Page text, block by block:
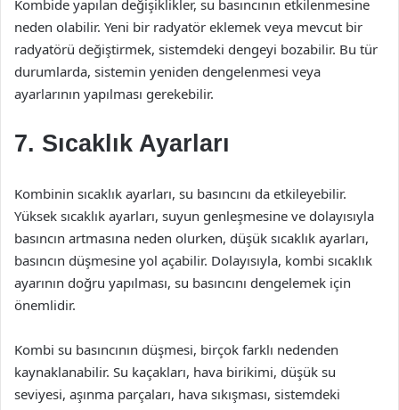
Kombide yapılan değişiklikler, su basıncının etkilenmesine
neden olabilir. Yeni bir radyatör eklemek veya mevcut bir
radyatörü değiştirmek, sistemdeki dengeyi bozabilir. Bu tür
durumlarda, sistemin yeniden dengelenmesi veya
ayarlarının yapılması gerekebilir.
7. Sıcaklık Ayarları
Kombinin sıcaklık ayarları, su basıncını da etkileyebilir.
Yüksek sıcaklık ayarları, suyun genleşmesine ve dolayısıyla
basıncın artmasına neden olurken, düşük sıcaklık ayarları,
basıncın düşmesine yol açabilir. Dolayısıyla, kombi sıcaklık
ayarının doğru yapılması, su basıncını dengelemek için
önemlidir.
Kombi su basıncının düşmesi, birçok farklı nedenden
kaynaklanabilir. Su kaçakları, hava birikimi, düşük su
seviyesi, aşınma parçaları, hava sıkışması, sistemdeki